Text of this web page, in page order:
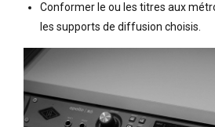
Conformer le ou les titres aux
les supports de diffusion choisis.